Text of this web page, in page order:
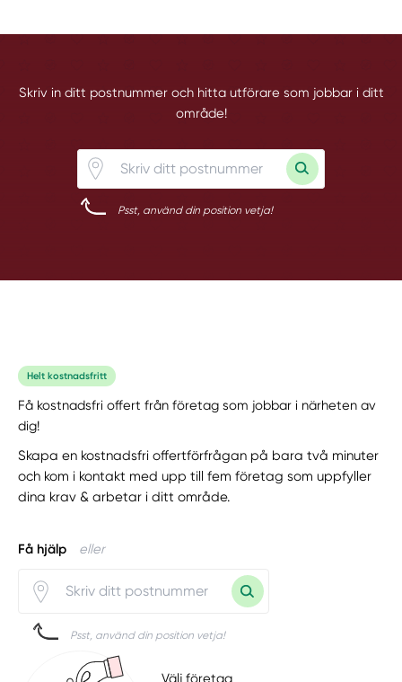
Skriv in ditt postnummer och hitta utförare som jobbar i ditt
område!
Psst, använd din position vetja!
Helt kostnadsfritt
Få kostnadsfri offert från företag som jobbar i närheten av
dig!
Skapa en kostnadsfri offertförfrågan på bara två minuter
och kom i kontakt med upp till fem företag som uppfyller
dina krav & arbetar i ditt område.
Få hjälp eller
Psst, använd din position vetja!
Välj företag